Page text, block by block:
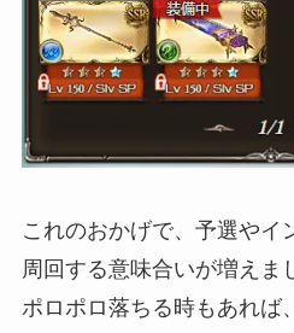
これのおかげで、予選やイ
周回する意味合いが増えま
ポロポロ落ちる時もあれば